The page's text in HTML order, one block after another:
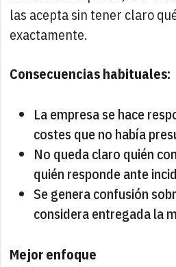
las acepta sin tener claro
exactamente.
Consecuencias habituales:
La empresa se hace
costes que no había
No queda claro quién
quién responde ante
Se genera confusión
considera entregada la
Mejor enfoque